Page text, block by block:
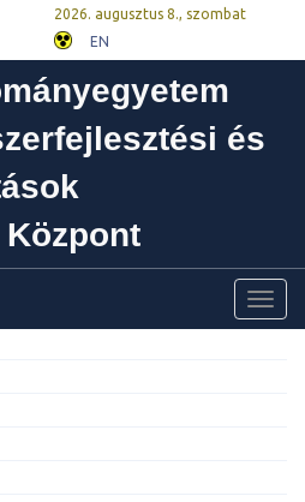
2026. augusztus 8., szombat
EN
és